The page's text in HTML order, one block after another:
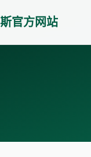
官方网站